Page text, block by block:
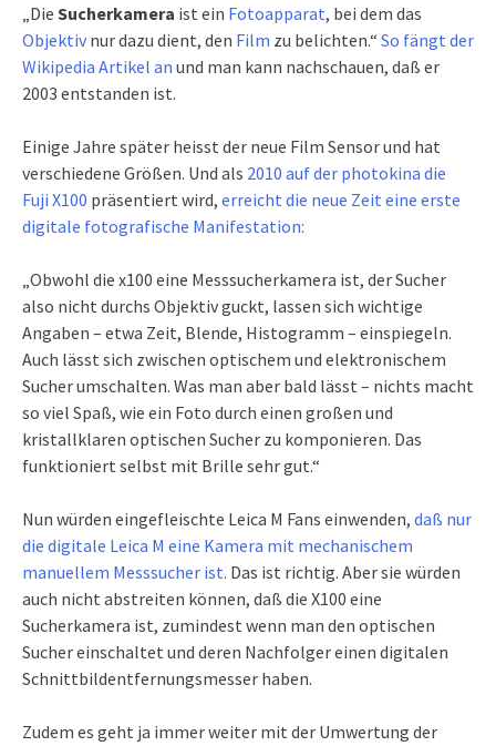
„Die Sucherkamera ist ein Fotoapparat, bei dem das
Objektiv nur dazu dient, den Film zu belichten.“ So fängt der
Wikipedia Artikel an und man kann nachschauen, daß er
2003 entstanden ist.
Einige Jahre später heisst der neue Film Sensor und hat
verschiedene Größen. Und als 2010 auf der photokina die
Fuji X100 präsentiert wird, erreicht die neue Zeit eine erste
digitale fotografische Manifestation:
„Obwohl die x100 eine Messsucherkamera ist, der Sucher
also nicht durchs Objektiv guckt, lassen sich wichtige
Angaben – etwa Zeit, Blende, Histogramm – einspiegeln.
Auch lässt sich zwischen optischem und elektronischem
Sucher umschalten. Was man aber bald lässt – nichts macht
so viel Spaß, wie ein Foto durch einen großen und
kristallklaren optischen Sucher zu komponieren. Das
funktioniert selbst mit Brille sehr gut.“
Nun würden eingefleischte Leica M Fans einwenden, daß nur
die digitale Leica M eine Kamera mit mechanischem
manuellem Messsucher ist. Das ist richtig. Aber sie würden
auch nicht abstreiten können, daß die X100 eine
Sucherkamera ist, zumindest wenn man den optischen
Sucher einschaltet und deren Nachfolger einen digitalen
Schnittbildentfernungsmesser haben.
Zudem es geht ja immer weiter mit der Umwertung der